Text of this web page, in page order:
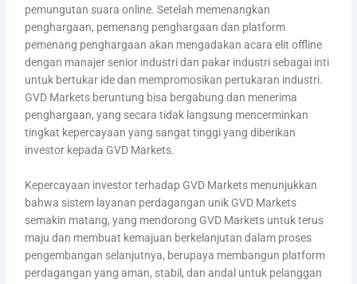
pemungutan suara online. Setelah memenangkan
penghargaan, pemenang penghargaan dan platform
pemenang penghargaan akan mengadakan acara elit offline
dengan manajer senior industri dan pakar industri sebagai inti
untuk bertukar ide dan mempromosikan pertukaran industri.
GVD Markets beruntung bisa bergabung dan menerima
penghargaan, yang secara tidak langsung mencerminkan
tingkat kepercayaan yang sangat tinggi yang diberikan
investor kepada GVD Markets.
Kepercayaan investor terhadap GVD Markets menunjukkan
bahwa sistem layanan perdagangan unik GVD Markets
semakin matang, yang mendorong GVD Markets untuk terus
maju dan membuat kemajuan berkelanjutan dalam proses
pengembangan selanjutnya, berupaya membangun platform
perdagangan yang aman, stabil, dan andal untuk pelanggan